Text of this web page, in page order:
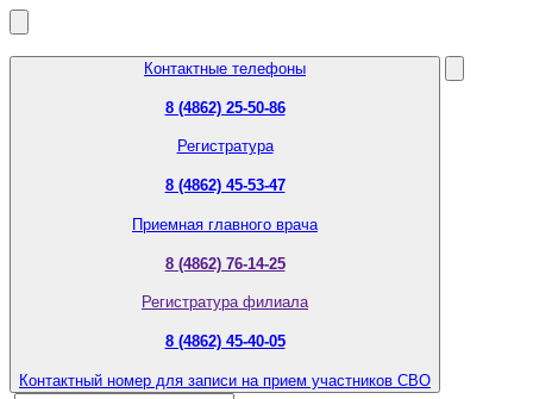
Контактные телефоны
8 (4862) 25-50-86
Регистратура
8 (4862) 45-53-47
Приемная главного врача
8 (4862) 76-14-25
Регистратура филиала
8 (4862) 45-40-05
Контактный номер для записи на прием участников СВО